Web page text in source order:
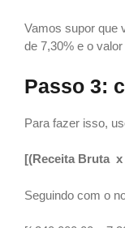
Vamos supor que
de 7,30% e o
Passo 3:
Para fazer isso,
[(Receita Bruta x
Seguindo com o